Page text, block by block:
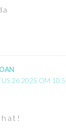
26 2025 OM